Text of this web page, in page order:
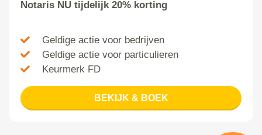
Notaris NU tijdelijk 20% korting
Geldige actie voor bedrijven
Geldige actie voor particulieren
Keurmerk FD
BEKIJK & BOEK